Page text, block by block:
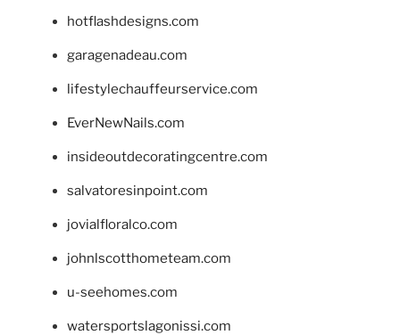
hotflashdesigns.com
garagenadeau.com
lifestylechauffeurservice.com
EverNewNails.com
insideoutdecoratingcentre.com
salvatoresinpoint.com
jovialfloralco.com
johnlscotthometeam.com
u-seehomes.com
watersportslagonissi.com